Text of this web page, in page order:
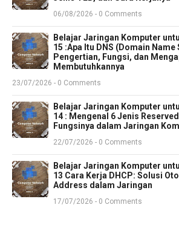
06/08/2026 - 0 Comments
Belajar Jaringan Komputer
15 :Apa Itu DNS (Domain Name
Pengertian, Fungsi, dan
Membutuhkannya
23/07/2026 - 0 Comments
Belajar Jaringan Komputer
14 : Mengenal 6 Jenis
Fungsinya dalam Jaringan
22/07/2026 - 0 Comments
Belajar Jaringan Komputer
13 Cara Kerja DHCP: Solusi
Address dalam Jaringan
17/07/2026 - 0 Comments